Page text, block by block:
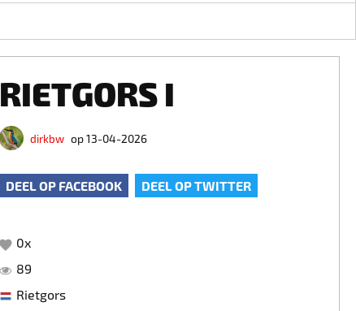
RIETGORS I
dirkbw op 13-04-2026
DEEL OP FACEBOOK DEEL OP TWITTER
0x
89
Rietgors